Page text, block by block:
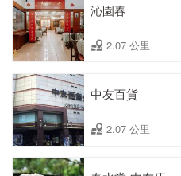
沁園春
2.07 公里
中友百貨
2.07 公里